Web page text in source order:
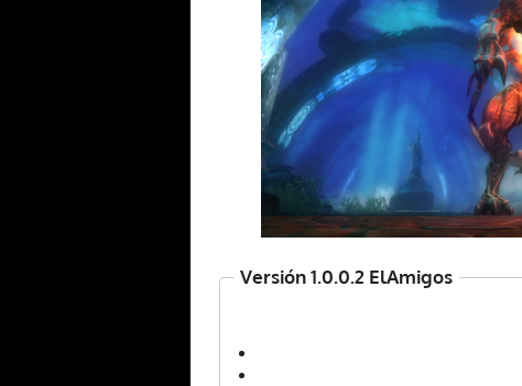
Versión 1.0.0.2 ElAmigos